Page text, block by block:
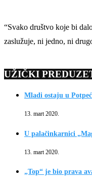
“Svako društvo koje bi
zaslužuje, ni jedno, ni
UŽIČKI
Mladi ostaju u
13. mart 2020.
U palačinkarnici
13. mart 2020.
„Top“ je bio prava